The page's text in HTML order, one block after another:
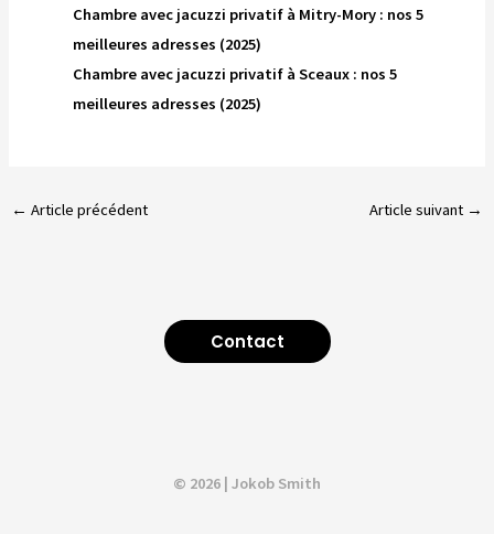
Chambre avec jacuzzi privatif à Mitry-Mory : nos 5
meilleures adresses (2025)
Chambre avec jacuzzi privatif à Sceaux : nos 5
meilleures adresses (2025)
← Article précédent Article suivant →
Contact
© 2026 | Jokob Smith